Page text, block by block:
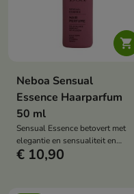

Neboa Sensual
Essence Haarparfum
50 ml
Sensual Essence betovert met
elegantie en sensualiteit en
creëert een subtiel geuraccent
€ 10,90